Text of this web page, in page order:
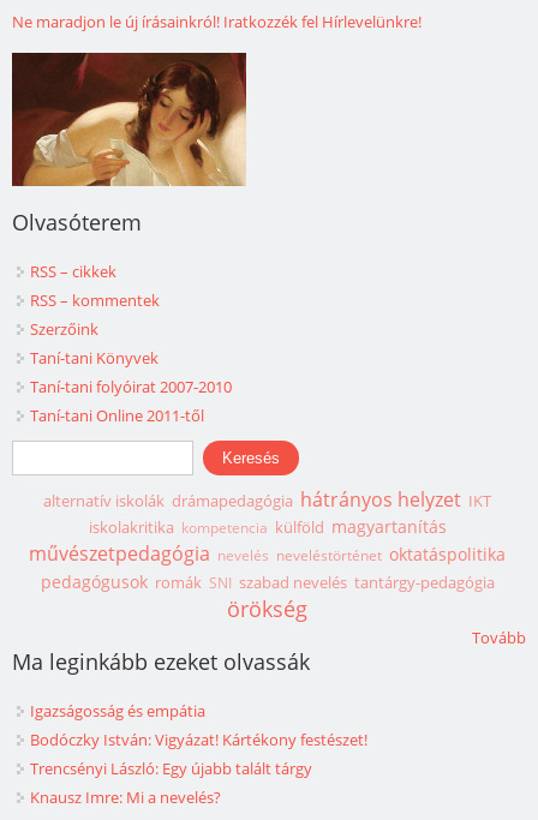
Ne maradjon le új írásainkról! Iratkozzék fel Hírlevelünkre!
Olvasóterem
RSS – cikkek
RSS – kommentek
Szerzőink
Taní-tani Könyvek
Taní-tani folyóirat 2007-2010
Taní-tani Online 2011-től
Keresés űrlap
Keresés
alternatív iskolák drámapedagógia hátrányos helyzet IKT
iskolakritika kompetencia külföld magyartanítás
művészetpedagógia nevelés neveléstörténet oktatáspolitika
pedagógusok romák SNI szabad nevelés tantárgy-pedagógia
örökség
Tovább
Ma leginkább ezeket olvassák
Igazságosság és empátia
Bodóczky István: Vigyázat! Kártékony festészet!
Trencsényi László: Egy újabb talált tárgy
Knausz Imre: Mi a nevelés?